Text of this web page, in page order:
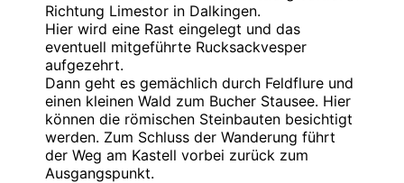
Richtung Limestor in Dalkingen.
Hier wird eine Rast eingelegt und das
eventuell mitgeführte Rucksackvesper
aufgezehrt.
Dann geht es gemächlich durch Feldflure und
einen kleinen Wald zum Bucher Stausee. Hier
können die römischen Steinbauten besichtigt
werden. Zum Schluss der Wanderung führt
der Weg am Kastell vorbei zurück zum
Ausgangspunkt.